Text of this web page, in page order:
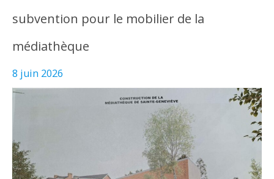
subvention pour le mobilier de la
médiathèque
8 juin 2026